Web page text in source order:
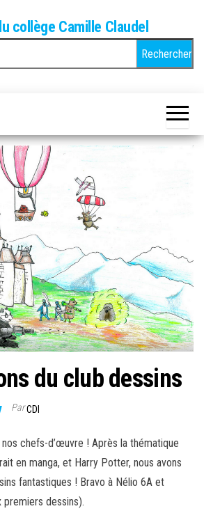
collège Camille Claudel
du club dessins
ParCDI
chefs-d’œuvre ! Après la thématique
en manga, et Harry Potter, nous avons
fantastiques ! Bravo à Nélio 6A et
premiers dessins).